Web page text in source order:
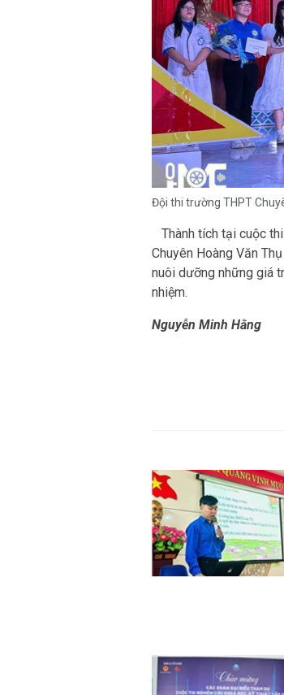
Đội thi trường THPT
Thành tích tại cuộc
Chuyên Hoàng Văn
nuôi dưỡng những giá
nhiệm.
Nguyễn Minh Hằng